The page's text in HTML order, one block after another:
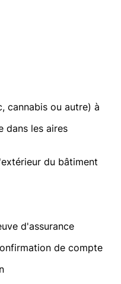
cannabis ou autre) à
dans les aires
du bâtiment
d'assurance
de compte